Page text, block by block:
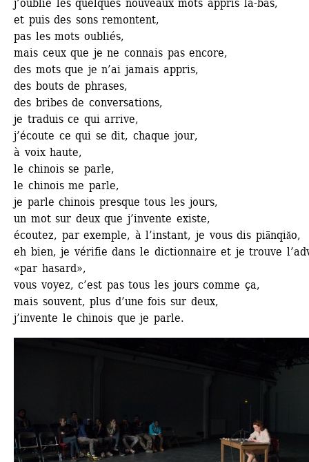
j’oublie les quelques nouveaux mots appris là-bas,
et puis des sons remontent,
pas les mots oubliés,
mais ceux que je ne connais pas encore,
des mots que je n’ai jamais appris,
des bouts de phrases,
des bribes de conversations,
je traduis ce qui arrive,
j’écoute ce qui se dit, chaque jour,
à voix haute,
le chinois se parle,
le chinois me parle,
je parle chinois presque tous les jours,
un mot sur deux que j’invente existe,
écoutez, par exemple, à l’instant, je vous dis piānqiăo,
eh bien, je vérifie dans le dictionnaire et je trouve
«par hasard»,
vous voyez, c’est pas tous les jours comme ça,
mais souvent, plus d’une fois sur deux,
j’invente le chinois que je parle.